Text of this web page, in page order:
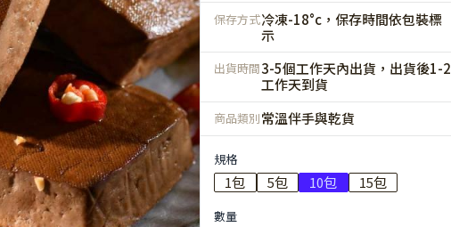
保存方式冷凍-18°c，保存時間依包裝標
示
出貨時間3-5個工作天內出貨，出貨後1-2
工作天到貨
商品類別常溫伴手與乾貨
規格
1包 5包 10包 15包
數量